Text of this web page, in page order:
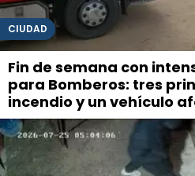
CIUDAD
Fin de semana con
para Bomberos: tres
incendio y un vehículo